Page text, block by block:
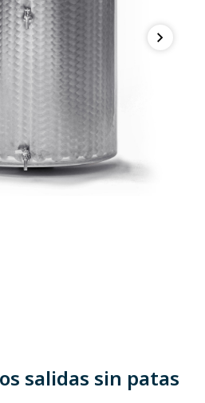
salidas sin patas